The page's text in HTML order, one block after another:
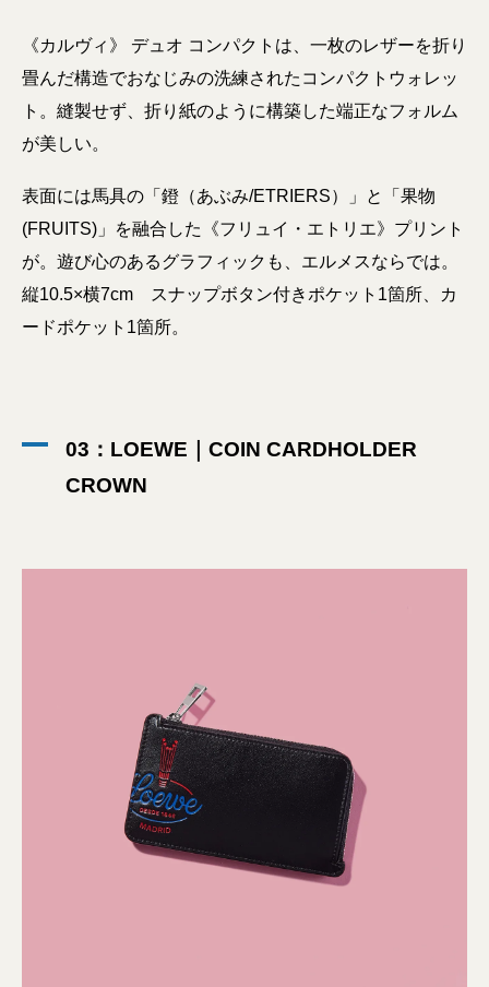
《カルヴィ》 デュオ コンパクトは、一枚のレザーを折り
畳んだ構造でおなじみの洗練されたコンパクトウォレッ
ト。縫製せず、折り紙のように構築した端正なフォルム
が美しい。
表面には馬具の「鐙（あぶみ/ETRIERS）」と「果物
(FRUITS)」を融合した《フリュイ・エトリエ》プリント
が。遊び心のあるグラフィックも、エルメスならでは。
縦10.5×横7cm スナップボタン付きポケット1箇所、カ
ードポケット1箇所。
03：LOEWE｜COIN CARDHOLDER
CROWN